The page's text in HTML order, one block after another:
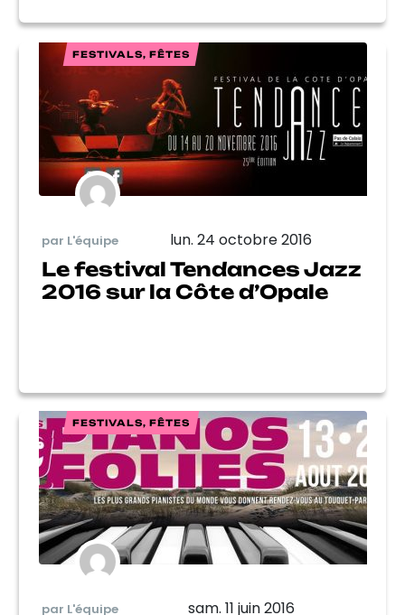
FESTIVALS, FÊTES
par L'équipe lun. 24 octobre 2016
Le festival Tendances Jazz
2016 sur la Côte d’Opale
FESTIVALS, FÊTES
par L'équipe sam. 11 juin 2016